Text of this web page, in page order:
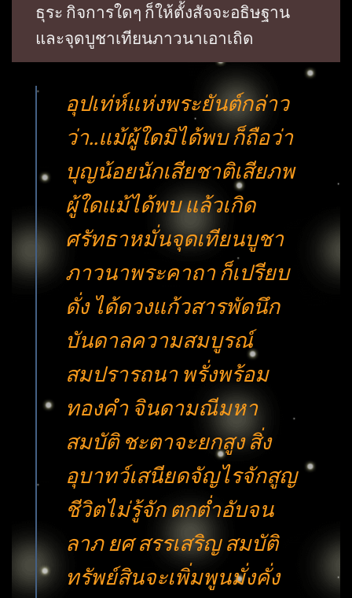
ธุระ กิจการใดๆ ก็ให้ตั้งสัจจะอธิษฐาน
และจุดบูชาเทียนภาวนาเอาเถิด
อุปเท่ห์แห่งพระยันต์กล่าว
ว่า..แม้ผู้ใดมิได้พบ ก็ถือว่า
บุญน้อยนักเสียชาติเสียภพ
ผู้ใดแม้ได้พบ แล้วเกิด
ศรัทธาหมั่นจุดเทียนบูชา
ภาวนาพระคาถา ก็เปรียบ
ดั่ง ได้ดวงแก้วสารพัดนึก
บันดาลความสมบูรณ์
สมปรารถนา พรั่งพร้อม
ทองคำ จินดามณีมหา
สมบัติ ชะตาจะยกสูง สิ่ง
อุบาทว์เสนียดจัญไรจักสูญ
ชีวิตไม่รู้จัก ตกต่ำอับจน
ลาภ ยศ สรรเสริญ สมบัติ
ทรัพย์สินจะเพิ่มพูนมั่งคั่ง